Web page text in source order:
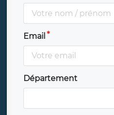
Email
Département